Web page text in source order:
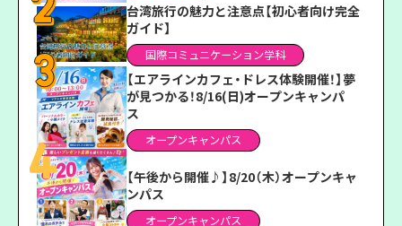
台湾旅行の魅力と注意点【初心者向け完全
ガイド】
国際コミュニケーション学科
【エアラインカフェ・ドレス体験開催！】夢
が見つかる！8/16(日)オープンキャンパ
ス
オープンキャンパス
【午後から開催♪】8/20（木）オープンキャ
ンパス
オープンキャンパス